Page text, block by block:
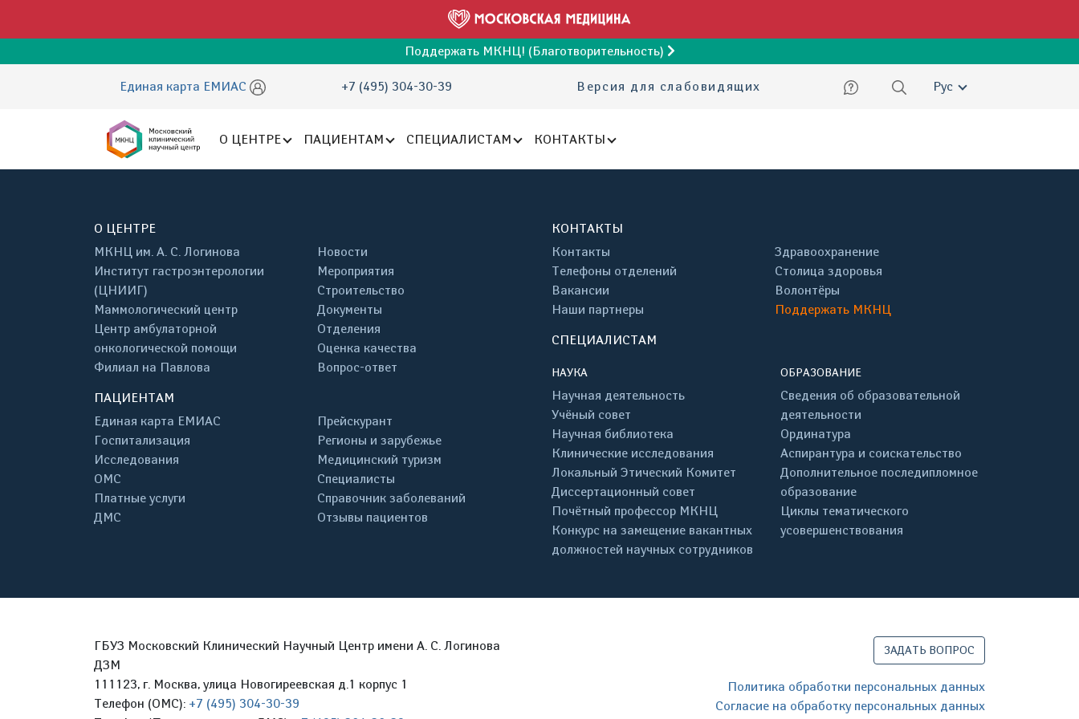
Поддержать МКНЦ! (Благотворительность)
Единая карта ЕМИАС +7 (495) 304-30-39 Версия для слабовидящих Русский
О ЦЕНТРЕ ПАЦИЕНТАМ СПЕЦИАЛИСТАМ КОНТАКТЫ
О ЦЕНТРЕ
МКНЦ им. А. С. Логинова
Институт гастроэнтерологии
(ЦНИИГ)
Маммологический центр
Центр амбулаторной
онкологической помощи
Филиал на Павлова
Новости
Мероприятия
Строительство
Документы
Отделения
Оценка качества
Вопрос-ответ
ПАЦИЕНТАМ
Единая карта ЕМИАС
Госпитализация
Исследования
ОМС
Платные услуги
ДМС
Прейскурант
Регионы и зарубежье
Медицинский туризм
Специалисты
Справочник заболеваний
Отзывы пациентов
КОНТАКТЫ
Контакты
Телефоны отделений
Вакансии
Наши партнеры
Здравоохранение
Столица здоровья
Волонтёры
Поддержать МКНЦ
СПЕЦИАЛИСТАМ
НАУКА
Научная деятельность
Учёный совет
Научная библиотека
Клинические исследования
Локальный Этический Комитет
Диссертационный совет
Почётный профессор МКНЦ
Конкурс на замещение вакантных
должностей научных сотрудников
ОБРАЗОВАНИЕ
Сведения об образовательной
деятельности
Ординатура
Аспирантура и соискательство
Дополнительное последипломное
образование
Циклы тематического
усовершенствования
ГБУЗ Московский Клинический Научный Центр имени А. С. Логинова
ДЗМ
111123, г. Москва, улица Новогиреевская д.1 корпус 1
Телефон (ОМС): +7 (495) 304-30-39
ЗАДАТЬ ВОПРОС
Политика обработки персональных данных
Согласие на обработку персональных данных